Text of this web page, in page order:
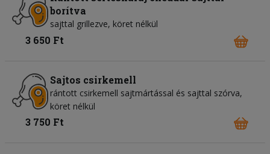
borítva
sajttal grillezve, köret nélkül
3 650 Ft
Sajtos csirkemell
rántott csirkemell sajtmártással és sajttal szórva,
köret nélkül
3 750 Ft